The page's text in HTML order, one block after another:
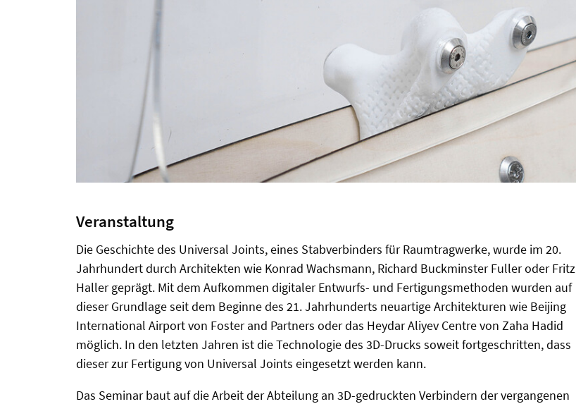
Veranstaltung
Die Geschichte des Universal Joints, eines Stabverbinders für Raumtragwerke, wurde im 20.
Jahrhundert durch Architekten wie Konrad Wachsmann, Richard Buckminster Fuller oder Fritz
Haller geprägt. Mit dem Aufkommen digitaler Entwurfs- und Fertigungsmethoden wurden auf
dieser Grundlage seit dem Beginne des 21. Jahrhunderts neuartige Architekturen wie Beijing
International Airport von Foster and Partners oder das Heydar Aliyev Centre von Zaha Hadid
möglich. In den letzten Jahren ist die Technologie des 3D-Drucks soweit fortgeschritten, dass
dieser zur Fertigung von Universal Joints eingesetzt werden kann.
Das Seminar baut auf die Arbeit der Abteilung an 3D-gedruckten Verbindern der vergangenen